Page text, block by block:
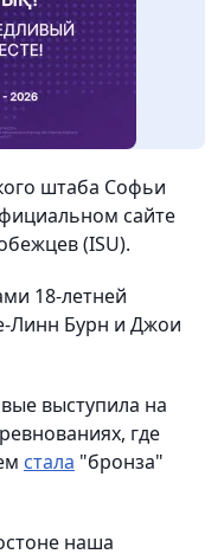
штаба Софьи
сайте
(ISU).
18-летней
Линн Бурн и Джои
выступила на
где
стала "бронза"
наша